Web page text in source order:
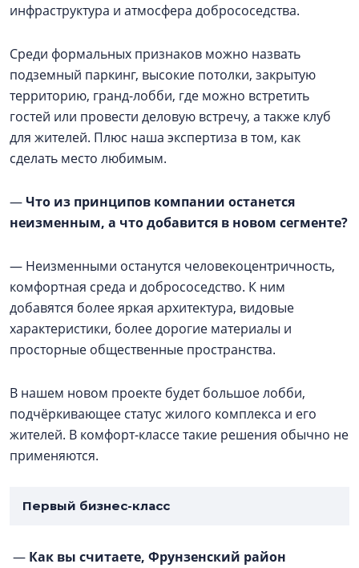
инфраструктура и атмосфера добрососедства.
Среди формальных признаков можно назвать
подземный паркинг, высокие потолки, закрытую
территорию, гранд-лобби, где можно встретить
гостей или провести деловую встречу, а также клуб
для жителей. Плюс наша экспертиза в том, как
сделать место любимым.
—Что из принципов компании останется
неизменным, а что добавится в новом сегменте?
— Неизменными останутся человекоцентричность,
комфортная среда и добрососедство. К ним
добавятся более яркая архитектура, видовые
характеристики, более дорогие материалы и
просторные общественные пространства.
В нашем новом проекте будет большое лобби,
подчёркивающее статус жилого комплекса и его
жителей. В комфорт-классе такие решения обычно не
применяются.
Первый бизнес-класс
— Как вы считаете, Фрунзенский район